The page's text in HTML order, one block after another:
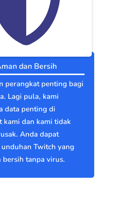
dan Bersih
perangkat penting bagi
Lagi pula, kami
data penting di
kami dan kami tidak
Anda dapat
Twitch yang
bersih tanpa virus.